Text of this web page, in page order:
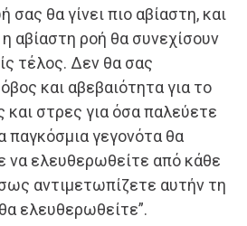
σας θα γίνει πιο αβίαστη, και
αβίαστη ροή θα συνεχίσουν
τέλος. Δεν θα σας
και αβεβαιότητα για το
και στρες για όσα παλεύετε
παγκόσμια γεγονότα θα
να ελευθερωθείτε από κάθε
αντιμετωπίζετε αυτήν τη
ελευθερωθείτε”.